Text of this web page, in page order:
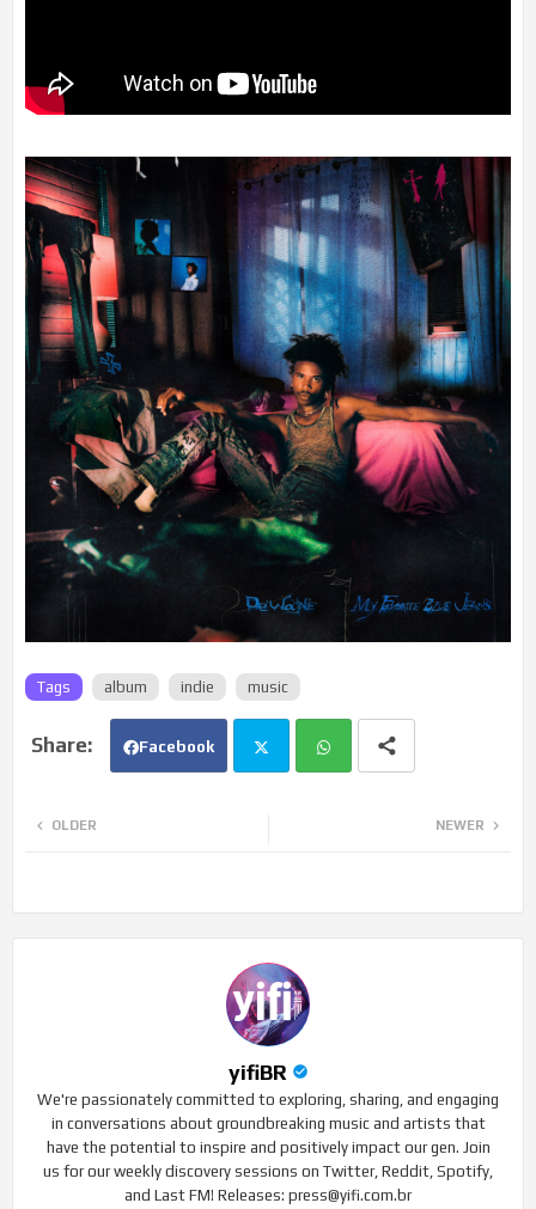
Tags album indie music
Facebook
r app
NEWER
OLDER
yifiBR
We're passionately committed to exploring, sharing, and engaging
in conversations about groundbreaking music and artists that
have the potential to inspire and positively impact our gen. Join
us for our weekly discovery sessions on Twitter, Reddit, Spotify,
and Last FM! Releases: press@yifi.com.br